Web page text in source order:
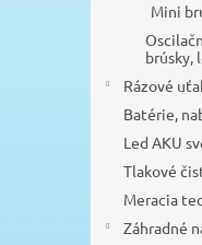
Mini
brúsky,
Rázové
Batérie,
Led AKU
Tlakové
Meracia
Záhradné